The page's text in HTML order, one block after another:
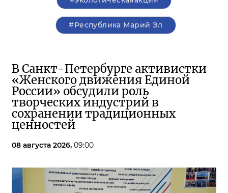
#Республика Марий Эл
В Санкт-Петербурге активистки
«Женского движения Единой
России» обсудили роль
творческих индустрий в
сохранении традиционных
ценностей
08 августа 2026, 09:00